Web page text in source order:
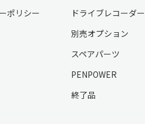
ポリシー
ドライブレコーダー
別売オプション
スペアパーツ
PENPOWER
終了品